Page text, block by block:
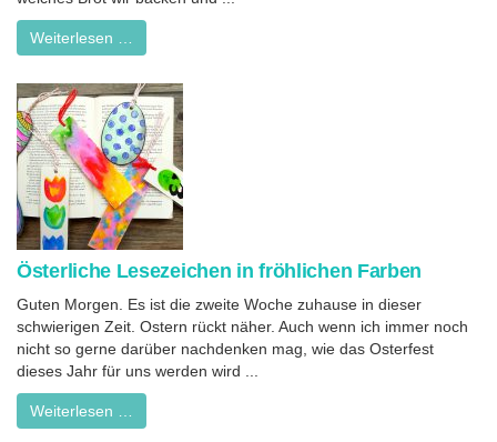
Weiterlesen …
Österliche Lesezeichen in fröhlichen Farben
Guten Morgen. Es ist die zweite Woche zuhause in dieser
schwierigen Zeit. Ostern rückt näher. Auch wenn ich immer noch
nicht so gerne darüber nachdenken mag, wie das Osterfest
dieses Jahr für uns werden wird ...
Weiterlesen …